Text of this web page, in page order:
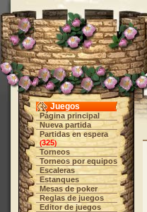
Juegos
Página principal
Nueva partida
Partidas en espera
(325)
Torneos
Torneos por equipos
Escaleras
Estanques
Mesas de poker
Reglas de juegos
Editor de juegos